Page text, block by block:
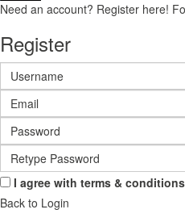
Need an account? Register here!
Register
I agree with terms & conditions
Back to Login